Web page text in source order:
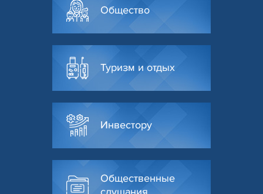
Общество
Туризм и отдых
Инвестору
Общественные